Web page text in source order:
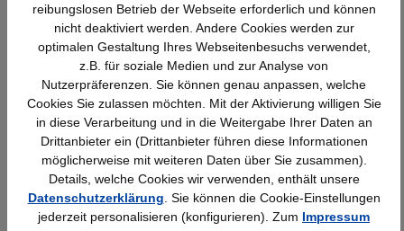
Details
3.841,32 €*
Verfügbar
reibungslosen Betrieb der Webseite erforderlich und können
nicht deaktiviert werden. Andere Cookies werden zur
optimalen Gestaltung Ihres Webseitenbesuchs verwendet,
z.B. für soziale Medien und zur Analyse von
Nutzerpräferenzen. Sie können genau anpassen, welche
Cookies Sie zulassen möchten. Mit der Aktivierung willigen Sie
in diese Verarbeitung und in die Weitergabe Ihrer Daten an
Drittanbieter ein (Drittanbieter führen diese Informationen
möglicherweise mit weiteren Daten über Sie zusammen).
Details, welche Cookies wir verwenden, enthält unsere
Datenschutzerklärung . Sie können die Cookie-Einstellungen
jederzeit personalisieren (konfigurieren). Zum Impressum